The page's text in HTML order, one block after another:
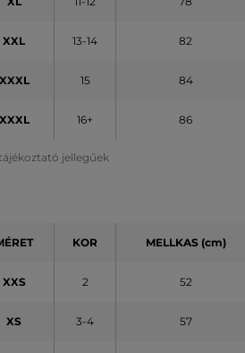
jellegűek
XXL 13-14 82
XXXL 15 84
XXXL 16+ 86
KOR MELLKAS (cm)
XXS 2 52
XS 3-4 57